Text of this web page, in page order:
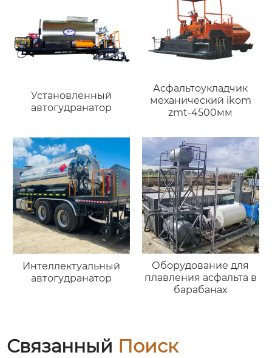
Установленный
автогудранатор
Асфальтоукладчик
механический ikom
zmt-4500мм
Интеллектуальный
автогудранатор
Оборудование для
плавления асфальта в
барабанах
Связанный Поиск